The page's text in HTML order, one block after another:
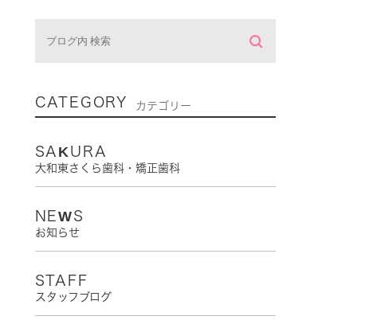
CATEGORY カテゴリー
SAKURA
大和東さくら歯科・矯正歯科
NEWS
お知らせ
STAFF
スタッフブログ